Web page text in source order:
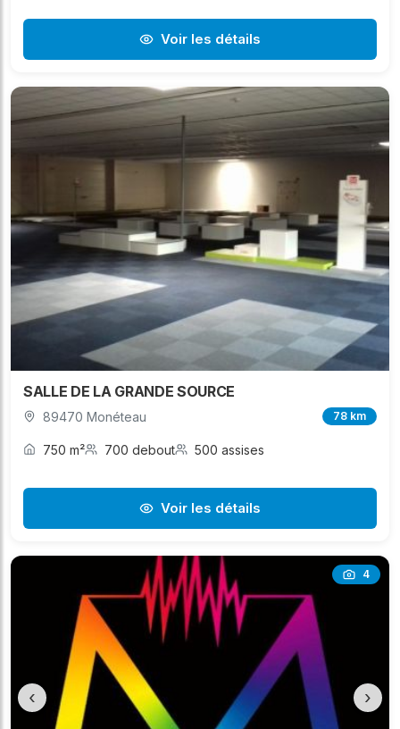
Voir les détails
SALLE DE LA GRANDE SOURCE
89470 Monéteau 78 km
750 m² 700 debout 500 assises
Voir les détails
4
‹ ›